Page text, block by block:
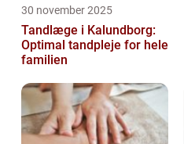
30 november 2025
Tandlæge i Kalundborg:
Optimal tandpleje for hele
familien